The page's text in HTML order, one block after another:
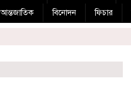
আন্তজাতিক বিনোদন ফিচার